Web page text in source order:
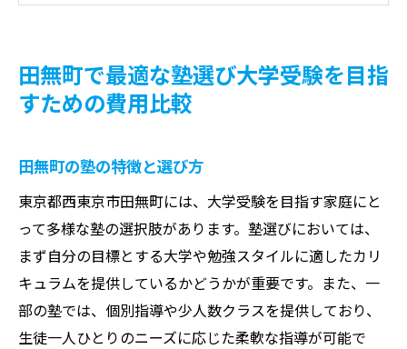
費用対効果を考慮したベストな選択肢
効果的な学習環境を田無町の塾で見つける方法
学習環境の重要性とその選び方
田無町の塾の設備とサポート体制
費用に見合った質の高い教育を受けるには
成功体験を生む学習環境の特徴
田無町の塾での効果的な学習法
塾の環境と費用のバランスを考える
田無町で最適な塾選び大学受験を目指
すための費用比較
田無町の塾の特徴と選び方
東京都西東京市田無町には、大学受験を目指す家庭にと
って多様な塾の選択肢があります。塾選びにおいては、
まず自分の目標とする大学や勉強スタイルに適したカリ
キュラムを提供しているかどうかが重要です。また、一
部の塾では、個別指導や少人数クラスを提供しており、
生徒一人ひとりのニーズに応じた柔軟な指導が可能で